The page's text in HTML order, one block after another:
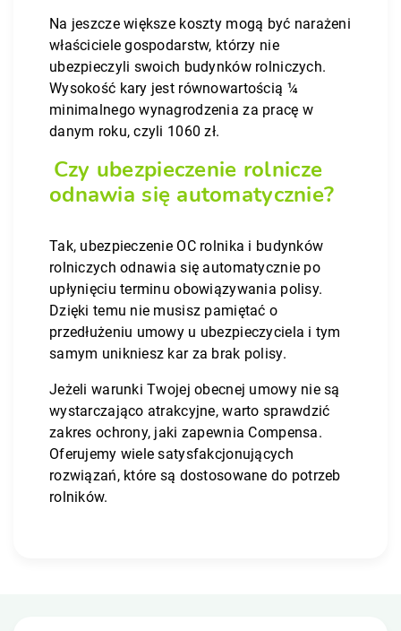
Na jeszcze większe koszty mogą być narażeni
właściciele gospodarstw, którzy nie
ubezpieczyli swoich budynków rolniczych.
Wysokość kary jest równowartością ¼
minimalnego wynagrodzenia za pracę w
danym roku, czyli 1060 zł.
Czy ubezpieczenie rolnicze
odnawia się automatycznie?
Tak, ubezpieczenie OC rolnika i budynków
rolniczych odnawia się automatycznie po
upłynięciu terminu obowiązywania polisy.
Dzięki temu nie musisz pamiętać o
przedłużeniu umowy u ubezpieczyciela i tym
samym unikniesz kar za brak polisy.
Jeżeli warunki Twojej obecnej umowy nie są
wystarczająco atrakcyjne, warto sprawdzić
zakres ochrony, jaki zapewnia Compensa.
Oferujemy wiele satysfakcjonujących
rozwiązań, które są dostosowane do potrzeb
rolników.